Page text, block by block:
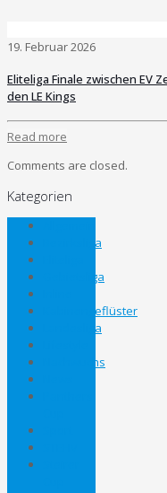
19. Februar 2026
Eliteliga Finale zwischen EV
den LE Kings
Read more
Comments are closed.
Kategorien
Bezirksliga
Gebietsliga
Kabinengeflüster
Landesliga
Nachwuchs